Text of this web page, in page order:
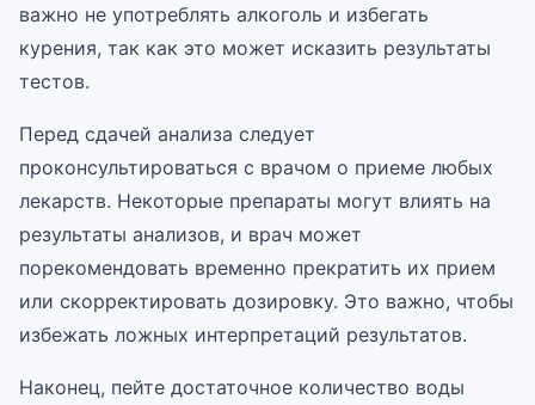
важно не употреблять алкоголь и избегать
курения, так как это может исказить результаты
тестов.
Перед сдачей анализа следует
проконсультироваться с врачом о приеме любых
лекарств. Некоторые препараты могут влиять на
результаты анализов, и врач может
порекомендовать временно прекратить их прием
или скорректировать дозировку. Это важно, чтобы
избежать ложных интерпретаций результатов.
Наконец, пейте достаточное количество воды